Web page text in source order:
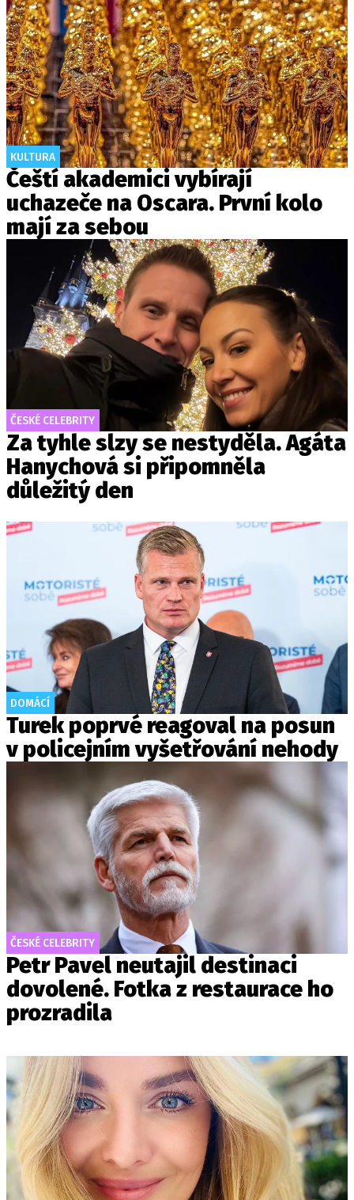
KULTURA
Čeští akademici vybírají
uchazeče na Oscara. První kolo
mají za sebou
ČESKÉ CELEBRITY
Za tyhle slzy se nestyděla. Agáta
Hanychová si připomněla
důležitý den
DOMÁCÍ
Turek poprvé reagoval na posun
v policejním vyšetřování nehody
ČESKÉ CELEBRITY
Petr Pavel neutajil destinaci
dovolené. Fotka z restaurace ho
prozradila